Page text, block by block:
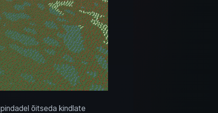
õitseda kindlate